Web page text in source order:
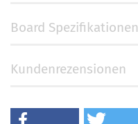
Board Spezifikationen
Kundenrezensionen